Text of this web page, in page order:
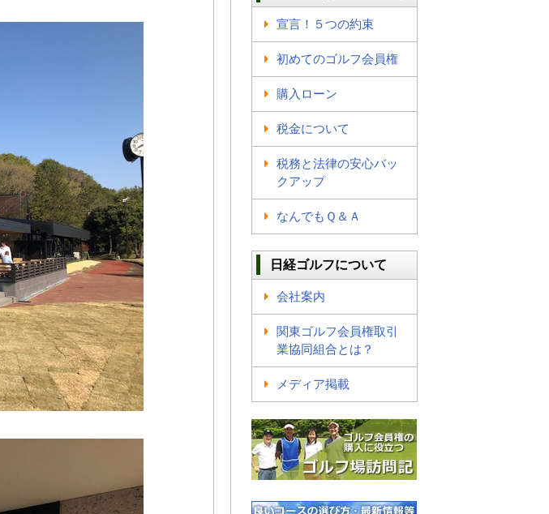
宣言！５つの約束
初めてのゴルフ会員権
購入ローン
税金について
税務と法律の安心バッ
クアップ
なんでもＱ＆Ａ
日経ゴルフについて
会社案内
関東ゴルフ会員権取引
業協同組合とは？
メディア掲載